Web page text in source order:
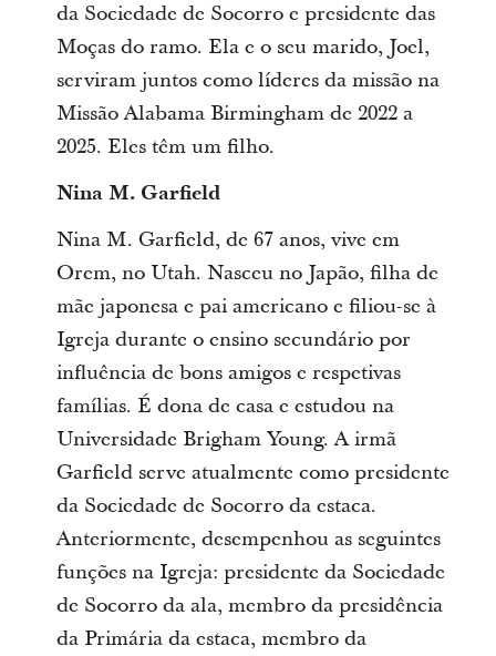
da Sociedade de Socorro e presidente das
Moças do ramo. Ela e o seu marido, Joel,
serviram juntos como líderes da missão na
Missão Alabama Birmingham de 2022 a
2025. Eles têm um filho.
Nina M. Garfield
Nina M. Garfield, de 67 anos, vive em
Orem, no Utah. Nasceu no Japão, filha de
mãe japonesa e pai americano e filiou-se à
Igreja durante o ensino secundário por
influência de bons amigos e respetivas
famílias. É dona de casa e estudou na
Universidade Brigham Young. A irmã
Garfield serve atualmente como presidente
da Sociedade de Socorro da estaca.
Anteriormente, desempenhou as seguintes
funções na Igreja: presidente da Sociedade
de Socorro da ala, membro da presidência
da Primária da estaca, membro da